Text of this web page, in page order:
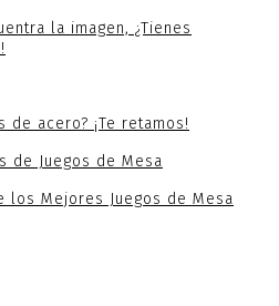
la imagen, ¿Tienes
acero? ¡Te retamos!
de Juegos de Mesa
los Mejores Juegos de Mesa